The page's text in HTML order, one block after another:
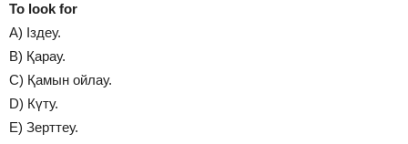
To look for
A) Іздеу.
B) Қарау.
C) Қамын ойлау.
D) Күту.
E) Зерттеу.